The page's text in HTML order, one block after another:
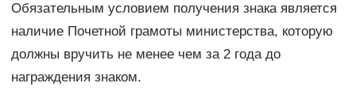
Обязательным условием получения знака является
наличие Почетной грамоты министерства, которую
должны вручить не менее чем за 2 года до
награждения знаком.